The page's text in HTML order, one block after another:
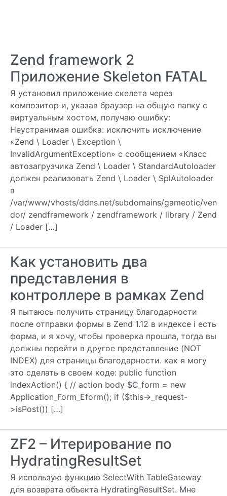
Zend framework 2
Приложение Skeleton FATAL
Я установил приложение скелета через
композитор и, указав браузер на общую папку с
виртуальным хостом, получаю ошибку:
Неустранимая ошибка: исключить исключение
«Zend \ Loader \ Exception \
InvalidArgumentException» с сообщением «Класс
автозагрузчика Zend \ Loader \ StandardAutoloader
должен реализовать Zend \ Loader \ SplAutoloader
в
/var/www/vhosts/ddns.net/subdomains/gameotic/ven
dor/ zendframework / zendframework / library / Zend
/ Loader […]
Как установить два
представления в
контроллере в рамках Zend
Я пытаюсь получить страницу благодарности
после отправки формы в Zend 1.12 в индексе i есть
форма, и я хочу, чтобы проверка прошла, тогда вы
должны перейти в другое представление (NOT
INDEX) для страницы благодарности. как я могу
это сделать в своем коде: public function
indexAction() { // action body $C_form = new
Application_Form_Eform(); if ($this->_request-
>isPost()) […]
ZF2 – Итерирование по
HydratingResultSet
Я использую функцию SelectWith TableGateway
для возврата объекта HydratingResultSet. Мне